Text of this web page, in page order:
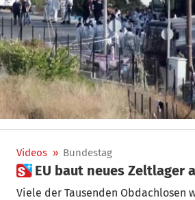
Videos » Bundestag
 EU baut neues Zeltlager
Viele der Tausenden Obdachlosen